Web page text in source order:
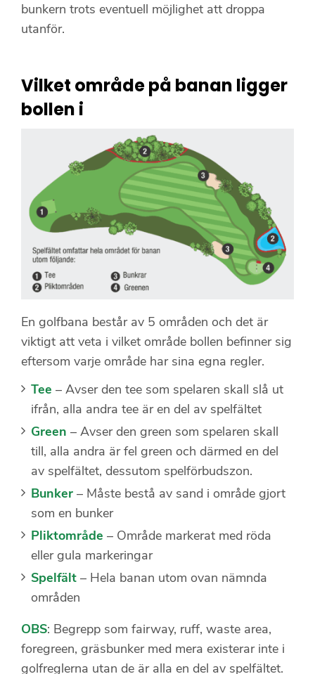
bunkern trots eventuell möjlighet att droppa
utanför.
Vilket område på banan ligger
bollen i
En golfbana består av 5 områden och det är
viktigt att veta i vilket område bollen befinner sig
eftersom varje område har sina egna regler.
Tee – Avser den tee som spelaren skall slå ut
ifrån, alla andra tee är en del av spelfältet
Green – Avser den green som spelaren skall
till, alla andra är fel green och därmed en del
av spelfältet, dessutom spelförbudszon.
Bunker – Måste bestå av sand i område gjort
som en bunker
Pliktområde – Område markerat med röda
eller gula markeringar
Spelfält – Hela banan utom ovan nämnda
områden
OBS: Begrepp som fairway, ruff, waste area,
foregreen, gräsbunker med mera existerar inte i
golfreglerna utan de är alla en del av spelfältet.